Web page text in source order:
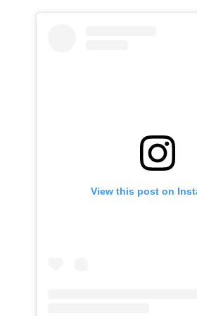
View this post on